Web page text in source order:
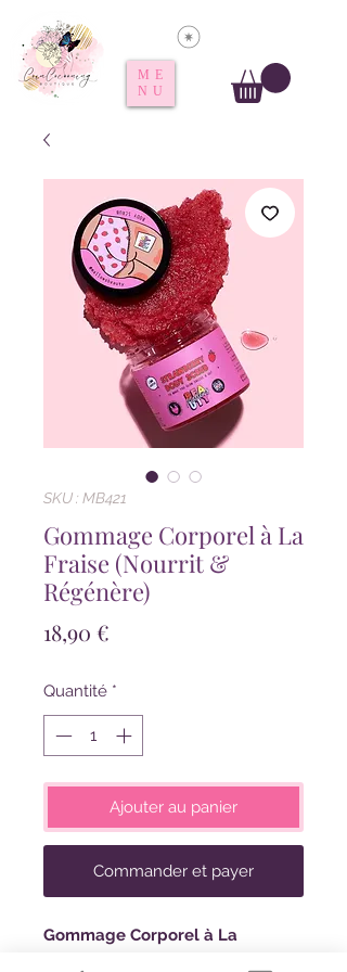
ME
NU
SKU : MB421
Gommage Corporel à La
Fraise (Nourrit &
Régénère)
18,90 €
Quantité *
Ajouter au panier
Commander et payer
Gommage Corporel à La